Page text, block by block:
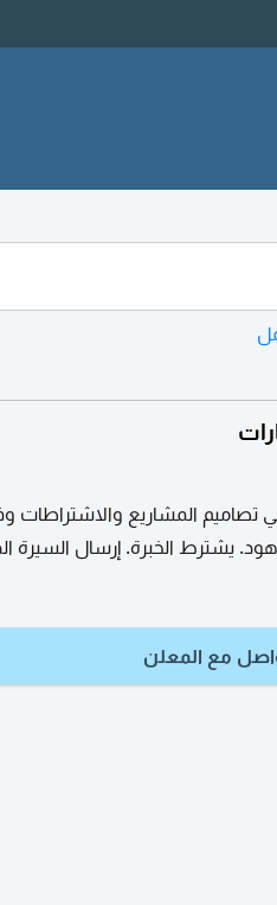
المشاريع والاشتراطات
الخبرة. إرسال السيرة
مع المعلن